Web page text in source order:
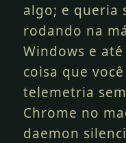
algo; e queria
rodando na
Windows e
coisa que
telemetria
Chrome no
daemon